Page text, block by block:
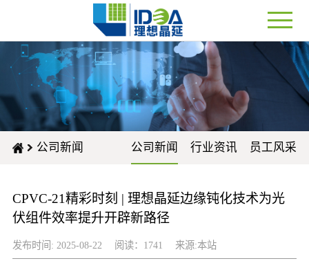
公司新闻 公司新闻 行业资讯 员工风采
CPVC-21精彩时刻 | 理想晶延边缘钝化技术为光
伏组件效率提升开辟新路径
发布时间: 2025-08-22 阅读：1741 来源:本站